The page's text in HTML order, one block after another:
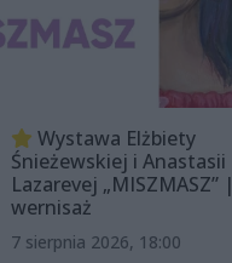
Wystawa Elżbiety
Śnieżewskiej i Anastasii
Lazarevej „MISZMASZ” |
wernisaż
7 sierpnia 2026, 18:00